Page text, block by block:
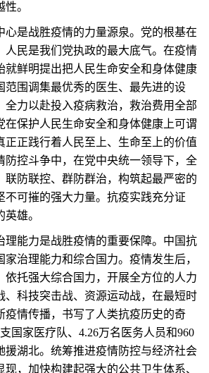
。
是战胜疫情的力量源泉。党的根基在
人民是我们党执政的最大底气。在疫情
就鲜明提出把人民生命安全和身体健康
范围调集最优秀的医生、最先进的设
全力以赴投入疫病救治，救治费用全部
在保护人民生命安全和身体健康上可谓
正正践行着人民至上、生命至上的价值
防控斗争中，在党中央统一领导下，全
联防联控、群防群治，构筑起最严密的
不可摧的强大力量。抗疫实践充分证
雄。
能力是战胜疫情的重要保障。中国抗
治理能力和综合国力。疫情发生后，
依托强大综合国力，开展全方位的人力
、科技突击战、资源运动战，在最短时
疫情传播，书写了人类抗疫历史的奇
国家医疗队、4.26万名医务人员和960
援湖北。统筹推进疫情防控与经济社会
，加快构建起强大的公共卫生体系、